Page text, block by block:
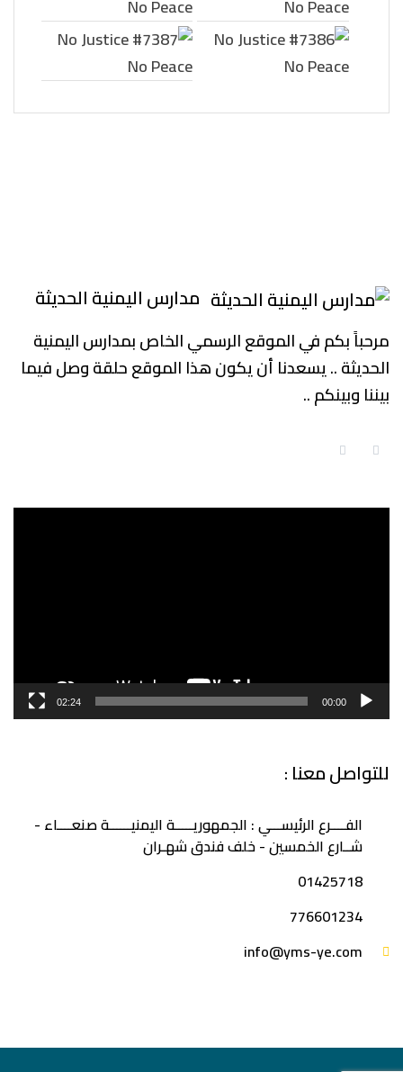
مدارس اليمنية الحديثة
مرحباً بكم في الموقع الرسمي الخاص بمدارس اليمنية
الحديثة .. يسعدنا أن يكون هذا الموقع حلقة وصل فيما
بيننا وبينكم ..
00:00
02:24
للتواصل معنا :
الفــــرع الرئيســـي : الجمهوريـــــة اليمنيــــــة صنعــــاء -
شــارع الخمسين - خلف فندق شهـران
‎01425718
776601234
info@yms-ye.com